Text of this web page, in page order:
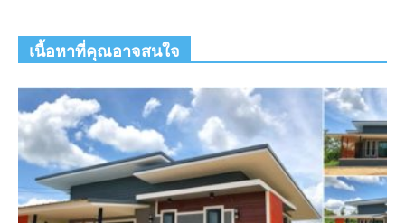
เนื้อหาที่คุณอาจสนใจ